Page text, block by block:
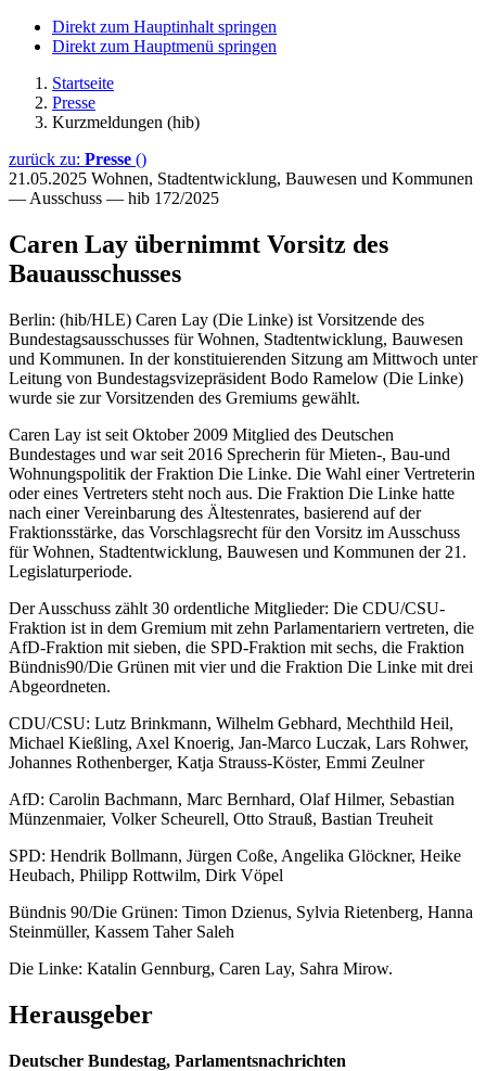
Direkt zum Hauptinhalt springen
Direkt zum Hauptmenü springen
Startseite
Presse
Kurzmeldungen (hib)
zurück zu: Presse ()
21.05.2025 Wohnen, Stadtentwicklung, Bauwesen und Kommunen
— Ausschuss — hib 172/2025
Caren Lay übernimmt Vorsitz des
Bauausschusses
Berlin: (hib/HLE) Caren Lay (Die Linke) ist Vorsitzende des
Bundestagsausschusses für Wohnen, Stadtentwicklung, Bauwesen
und Kommunen. In der konstituierenden Sitzung am Mittwoch unter
Leitung von Bundestagsvizepräsident Bodo Ramelow (Die Linke)
wurde sie zur Vorsitzenden des Gremiums gewählt.
Caren Lay ist seit Oktober 2009 Mitglied des Deutschen
Bundestages und war seit 2016 Sprecherin für Mieten-, Bau-und
Wohnungspolitik der Fraktion Die Linke. Die Wahl einer Vertreterin
oder eines Vertreters steht noch aus. Die Fraktion Die Linke hatte
nach einer Vereinbarung des Ältestenrates, basierend auf der
Fraktionsstärke, das Vorschlagsrecht für den Vorsitz im Ausschuss
für Wohnen, Stadtentwicklung, Bauwesen und Kommunen der 21.
Legislaturperiode.
Der Ausschuss zählt 30 ordentliche Mitglieder: Die CDU/CSU-
Fraktion ist in dem Gremium mit zehn Parlamentariern vertreten, die
AfD-Fraktion mit sieben, die SPD-Fraktion mit sechs, die Fraktion
Bündnis90/Die Grünen mit vier und die Fraktion Die Linke mit drei
Abgeordneten.
CDU/CSU: Lutz Brinkmann, Wilhelm Gebhard, Mechthild Heil,
Michael Kießling, Axel Knoerig, Jan-Marco Luczak, Lars Rohwer,
Johannes Rothenberger, Katja Strauss-Köster, Emmi Zeulner
AfD: Carolin Bachmann, Marc Bernhard, Olaf Hilmer, Sebastian
Münzenmaier, Volker Scheurell, Otto Strauß, Bastian Treuheit
SPD: Hendrik Bollmann, Jürgen Coße, Angelika Glöckner, Heike
Heubach, Philipp Rottwilm, Dirk Vöpel
Bündnis 90/Die Grünen: Timon Dzienus, Sylvia Rietenberg, Hanna
Steinmüller, Kassem Taher Saleh
Die Linke: Katalin Gennburg, Caren Lay, Sahra Mirow.
Herausgeber
Deutscher Bundestag, Parlamentsnachrichten